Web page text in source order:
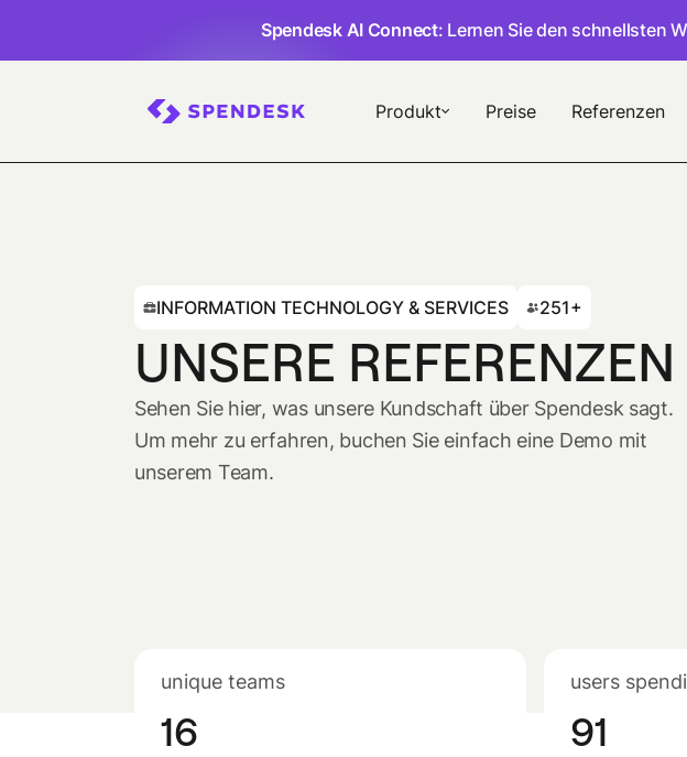
Spendesk AI Connect: Lernen Sie den schnellsten
Produkt Preise Referenzen
INFORMATION TECHNOLOGY & SERVICES 251+
UNSERE REFERENZEN
Sehen Sie hier, was unsere Kundschaft über Spendesk sagt.
Um mehr zu erfahren, buchen Sie einfach eine Demo mit
unserem Team.
unique teams
16
users
91